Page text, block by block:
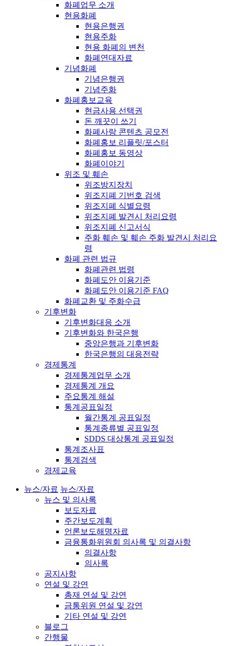
화폐업무 소개
현용화폐
현용은행권
현용주화
현용 화폐의 변천
화폐연대자료
기념화폐
기념은행권
기념주화
화폐홍보교육
현금사용 선택권
돈 깨끗이 쓰기
화폐사랑 콘텐츠 공모전
화폐홍보 리플릿/포스터
화폐홍보 동영상
화폐이야기
위조 및 훼손
위조방지장치
위조지폐 기번호 검색
위조지폐 식별요령
위조지폐 발견시 처리요령
위조지폐 신고서식
주화 훼손 및 훼손 주화 발견시 처리요
령
화폐 관련 법규
화폐관련 법령
화폐도안 이용기준
화폐도안 이용기준 FAQ
화폐교환 및 주화수급
기후변화
기후변화대응 소개
기후변화와 한국은행
중앙은행과 기후변화
한국은행의 대응전략
경제통계
경제통계업무 소개
경제통계 개요
주요통계 해설
통계공표일정
월간통계 공표일정
통계종류별 공표일정
SDDS 대상통계 공표일정
통계조사표
통계검색
경제교육
뉴스/자료 뉴스/자료
뉴스 및 의사록
보도자료
주간보도계획
언론보도해명자료
금융통화위원회 의사록 및 의결사항
의결사항
의사록
공지사항
연설 및 강연
총재 연설 및 강연
금통위원 연설 및 강연
기타 연설 및 강연
블로그
간행물